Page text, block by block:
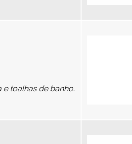
toalhas de banho.